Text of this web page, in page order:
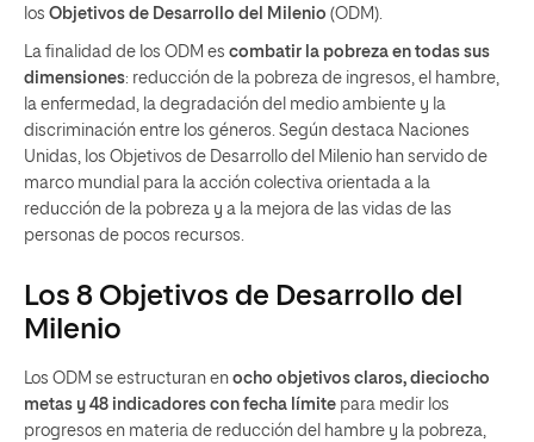
los Objetivos de Desarrollo del Milenio (ODM).
La finalidad de los ODM es combatir la pobreza en todas sus
dimensiones: reducción de la pobreza de ingresos, el hambre,
la enfermedad, la degradación del medio ambiente y la
discriminación entre los géneros. Según destaca Naciones
Unidas, los Objetivos de Desarrollo del Milenio han servido de
marco mundial para la acción colectiva orientada a la
reducción de la pobreza y a la mejora de las vidas de las
personas de pocos recursos.
Los 8 Objetivos de Desarrollo del
Milenio
Los ODM se estructuran en ocho objetivos claros, dieciocho
metas y 48 indicadores con fecha límite para medir los
progresos en materia de reducción del hambre y la pobreza,